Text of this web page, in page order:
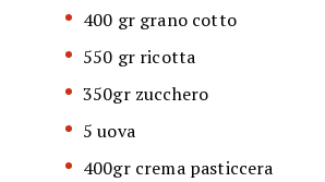
400 gr grano cotto
550 gr ricotta
350gr zucchero
5 uova
400gr crema pasticcera